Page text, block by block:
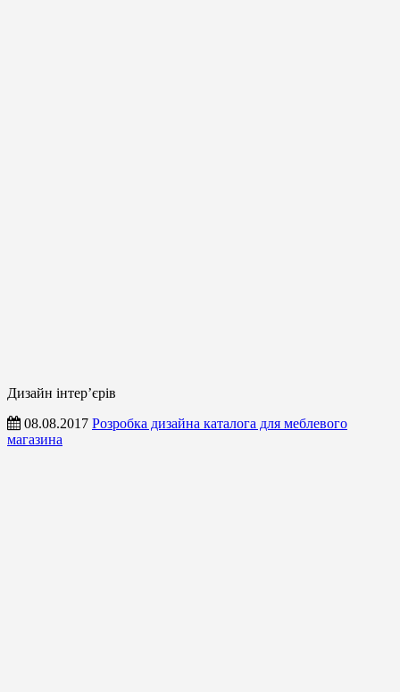
Дизайн інтер’єрів
08.08.2017 Розробка дизайна каталога для меблевого
магазина